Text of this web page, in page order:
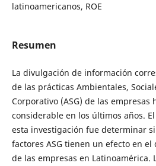
latinoamericanos, ROE
Resumen
La divulgación de información
de las prácticas Ambientales,
Corporativo (ASG) de las
considerable en los últimos años.
esta investigación fue determinar
factores ASG tienen un efecto en
de las empresas en Latinoamérica.